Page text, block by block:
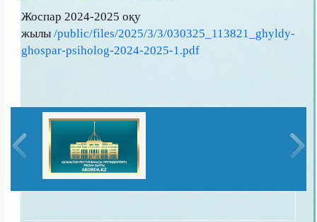
Жоспар 2024-2025 оқу
жылы /public/files/2025/3/3/030325_113821_ghyldy-
ghospar-psiholog-2024-2025-1.pdf